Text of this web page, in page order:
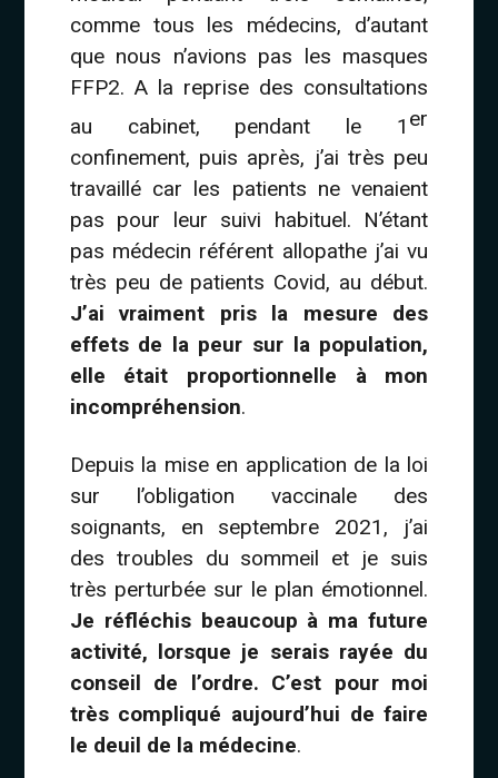
comme tous les médecins, d’autant
que nous n’avions pas les masques
FFP2. A la reprise des consultations
au cabinet, pendant le 1 er
confinement, puis après, j’ai très peu
travaillé car les patients ne venaient
pas pour leur suivi habituel. N’étant
pas médecin référent allopathe j’ai vu
très peu de patients Covid, au début.
J’ai vraiment pris la mesure des
effets de la peur sur la population,
elle était proportionnelle à mon
incompréhension.
Depuis la mise en application de la loi
sur l’obligation vaccinale des
soignants, en septembre 2021, j’ai
des troubles du sommeil et je suis
très perturbée sur le plan émotionnel.
Je réfléchis beaucoup à ma future
activité, lorsque je serais rayée du
conseil de l’ordre. C’est pour moi
très compliqué aujourd’hui de faire
le deuil de la médecine.